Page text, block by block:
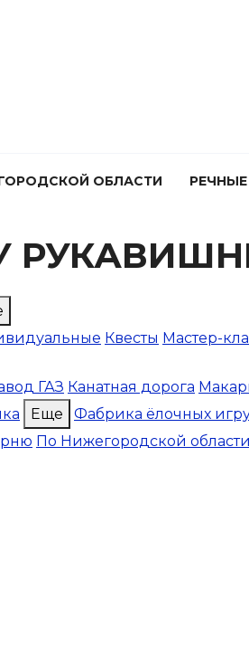
ОБЛАСТИ
Квесты Мастер-
ГАЗ Канатная дорога
Еще Фабрика ёлочных
По Нижегородской области